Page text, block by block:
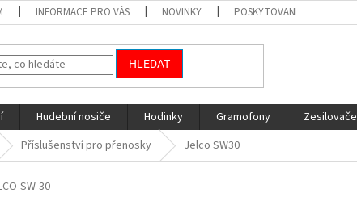
INFORMACE PRO VÁS NOVINKY POSKYTOVANÉ SLUŽBY
HLEDAT
Hudební nosiče Hodinky Gramofony Zesilovače
Příslušenství pro přenosky Jelco SW30
SW-30